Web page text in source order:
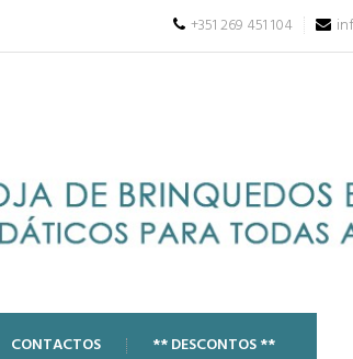
+351 269 451 104
CONTACTOS ** DESCONTOS **